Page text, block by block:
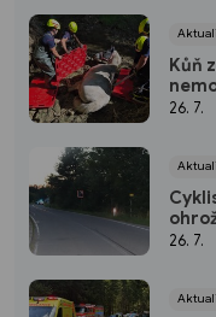
Kůň
26. 7.
26. 7.